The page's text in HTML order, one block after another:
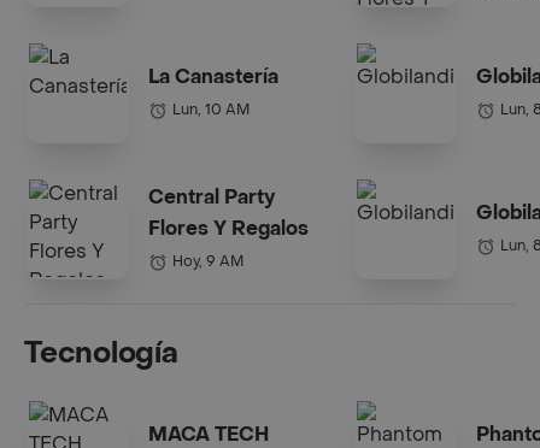
La Canastería
Lun, 10 AM
Central Party
Flores Y Regalos
Hoy, 9 AM
Lun,
Lun,
Tecnología
MACA TECH